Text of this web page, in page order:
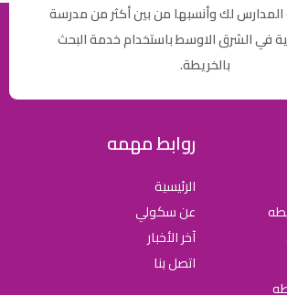
لك وأنسبها من بين أكثر من مدرسة
في الشرق الاوسط باستخدام خدمة البحث
بالخريطة.
روابط مهمه
الرئيسية
عن سكولي
آخر الأخبار
اتصل بنا